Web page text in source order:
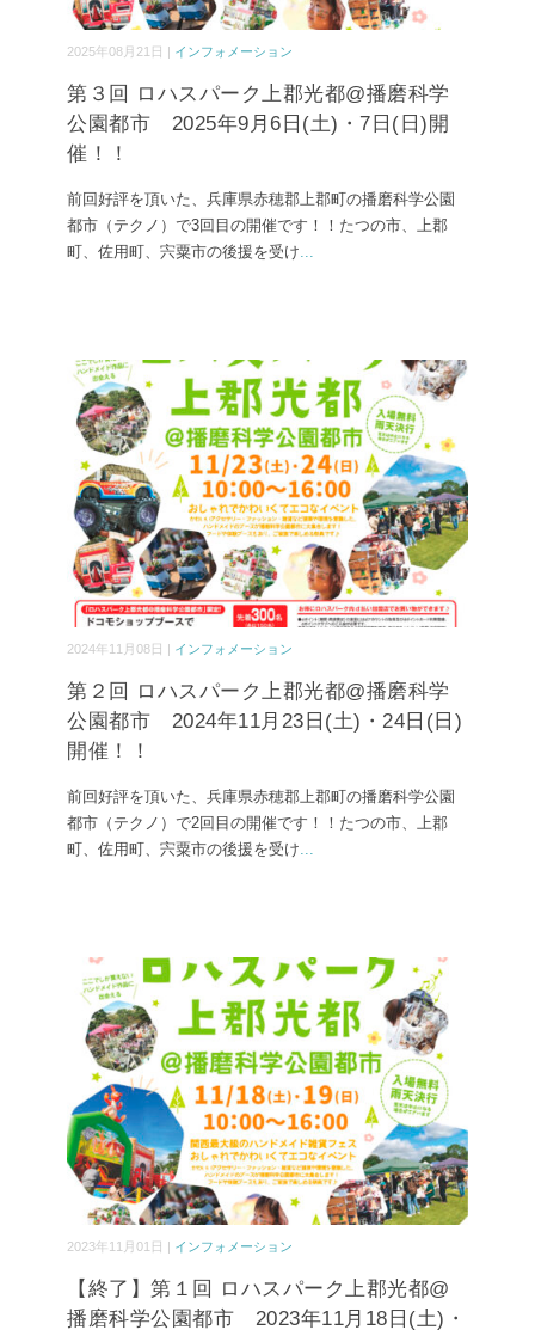
2025年08月21日 | インフォメーション
第３回 ロハスパーク上郡光都@播磨科学
公園都市 2025年9月6日(土)・7日(日)開
催！！
前回好評を頂いた、兵庫県赤穂郡上郡町の播磨科学公園
都市（テクノ）で3回目の開催です！！たつの市、上郡
町、佐用町、宍粟市の後援を受け...
2024年11月08日 | インフォメーション
第２回 ロハスパーク上郡光都@播磨科学
公園都市 2024年11月23日(土)・24日(日)
開催！！
前回好評を頂いた、兵庫県赤穂郡上郡町の播磨科学公園
都市（テクノ）で2回目の開催です！！たつの市、上郡
町、佐用町、宍粟市の後援を受け...
2023年11月01日 | インフォメーション
【終了】第１回 ロハスパーク上郡光都@
播磨科学公園都市 2023年11月18日(土)・